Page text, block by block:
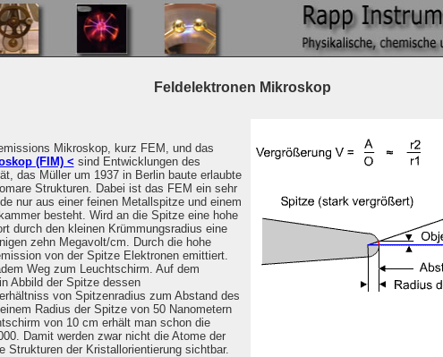
Feldelektronen Mikroskop
Mikroskop, kurz FEM, und das
(FIM) < sind Entwicklungen des
das Müller um 1937 in Berlin baute erlaubte
Strukturen. Dabei ist das FEM ein sehr
nur aus einer feinen Metallspitze und einem
besteht. Wird an die Spitze eine hohe
durch den kleinen Krümmungsradius eine
zehn Megavolt/cm. Durch die hohe
von der Spitze Elektronen emittiert.
Weg zum Leuchtschirm. Auf dem
Abbild der Spitze dessen
von Spitzenradius zum Abstand des
Radius der Spitze von 50 Nanometern
von 10 cm erhält man schon die
Damit werden zwar nicht die Atome der
Strukturen der Kristallorientierung sichtbar.